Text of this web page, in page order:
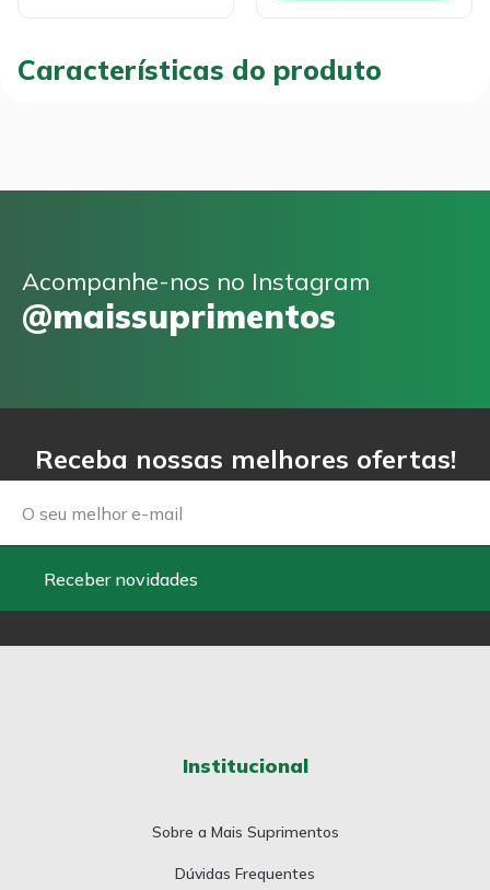
Características do produto
Acompanhe-nos no Instagram
@maissuprimentos
Receba nossas melhores ofertas!
Email
Receber novidades
Institucional
Sobre a Mais Suprimentos
Dúvidas Frequentes